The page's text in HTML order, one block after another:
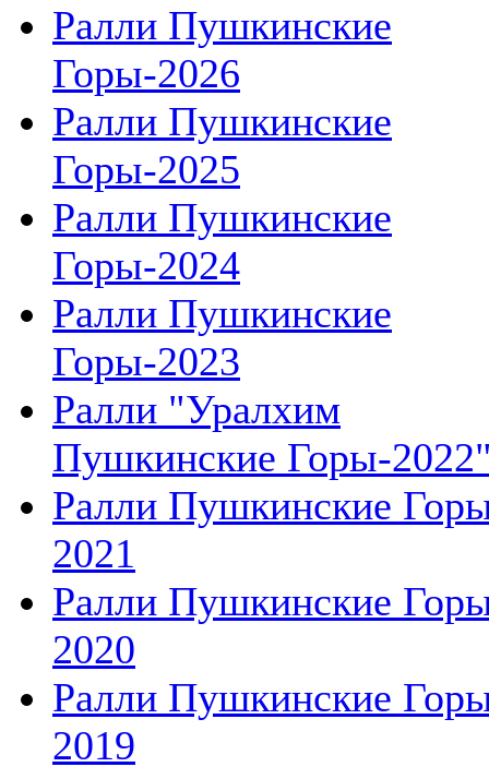
Ралли Пушкинские
Горы-2026
Ралли Пушкинские
Горы-2025
Ралли Пушкинские
Горы-2024
Ралли Пушкинские
Горы-2023
Ралли "Уралхим
Пушкинские Горы-
Ралли Пушкинские
2021
Ралли Пушкинские
2020
Ралли Пушкинские
2019